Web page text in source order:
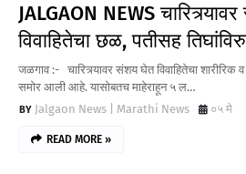
JALGAON NEWS
विवाहितेचा छळ, पतीसह
जळगाव :- चारित्र्यावर संशय घेत विवाहितेचा
समोर आली आहे. यासोबतच माहेराहून ५ ल…
Jalgaon News | Marathi News
०५ मे
READ MORE »